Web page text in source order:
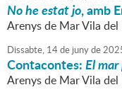
No he estat jo, amb
Arenys de Mar Vila del
Dissabte, 14de junyde
Contacontes:El
Arenys de Mar Vila del